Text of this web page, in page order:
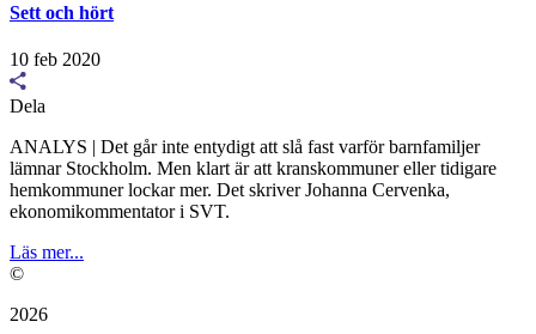
Sett och hört
10 feb 2020
Dela
ANALYS | Det går inte entydigt att slå fast varför barnfamiljer
lämnar Stockholm. Men klart är att kranskommuner eller tidigare
hemkommuner lockar mer. Det skriver Johanna Cervenka,
ekonomikommentator i SVT.
Läs mer...
©
2026